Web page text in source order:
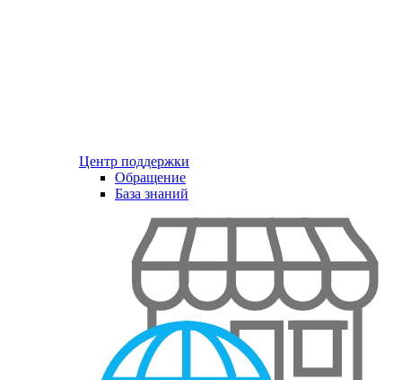
Центр поддержки
Обращение
База знаний